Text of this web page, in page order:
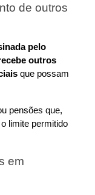
de outros
pelo
outros
que possam
pensões que,
limite permitido
em